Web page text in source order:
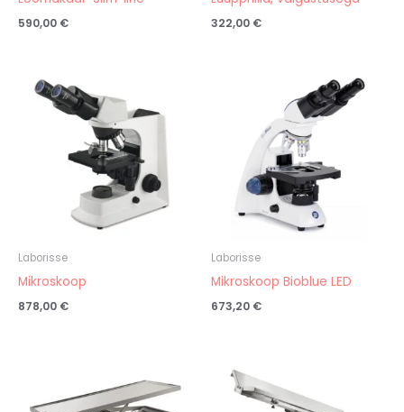
590,00 € 322,00 €
Laborisse
Mikroskoop
878,00 €
Laborisse
Mikroskoop Bioblue LED
673,20 €